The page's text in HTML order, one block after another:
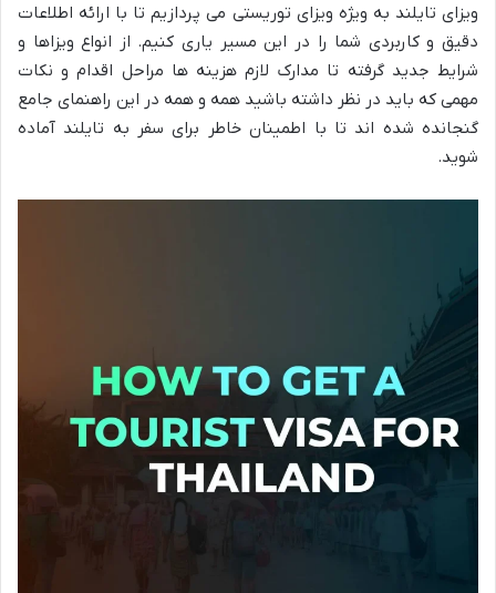
ویزای تایلند به ویژه ویزای توریستی می پردازیم تا با ارائه اطلاعات
دقیق و کاربردی شما را در این مسیر یاری کنیم. از انواع ویزاها و
شرایط جدید گرفته تا مدارک لازم هزینه ها مراحل اقدام و نکات
مهمی که باید در نظر داشته باشید همه و همه در این راهنمای جامع
گنجانده شده اند تا با اطمینان خاطر برای سفر به تایلند آماده
شوید.